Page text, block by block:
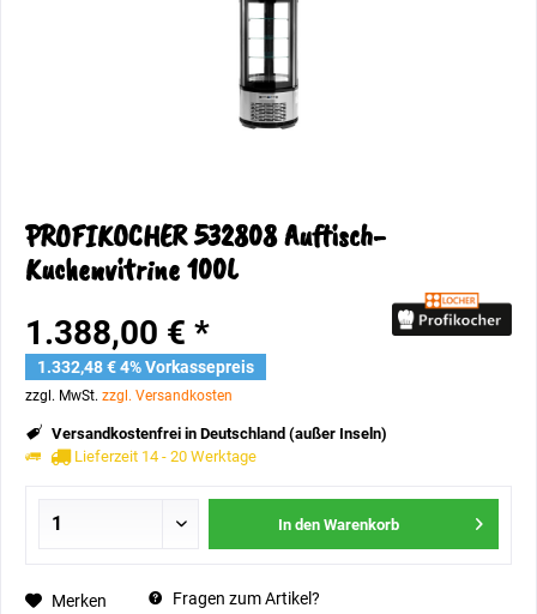
PROFIKOCHER 532808 Auftisch-
Kuchenvitrine 100L
1.388,00 € *
1.332,48 € 4% Vorkassepreis
zzgl. MwSt. zzgl. Versandkosten
Versandkostenfrei in Deutschland (außer Inseln)
Lieferzeit 14 - 20 Werktage
In den Warenkorb
Merken Fragen zum Artikel?